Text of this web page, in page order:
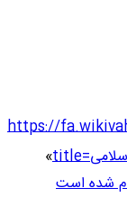
https://
»
شده است